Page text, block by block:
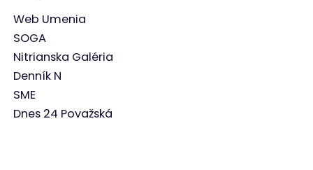
Web Umenia
SOGA
Nitrianska Galéria
Denník N
SME
Dnes 24 Považská